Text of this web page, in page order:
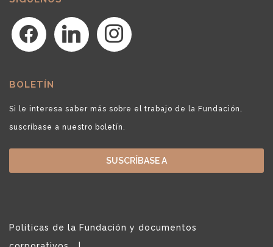
facebook linkedin instagram
BOLETÍN
Si le interesa saber más sobre el trabajo de la Fundación,
suscríbase a nuestro boletín.
SUSCRÍBASE A
Políticas de la Fundación y documentos